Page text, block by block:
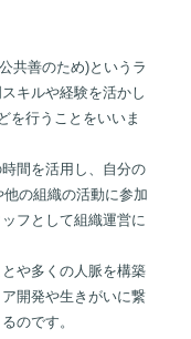
共善のため)というラ
キルや経験を活かし
を行うことをいいま
間を活用し、自分の
の組織の活動に参加
フとして組織運営に
や多くの人脈を構築
開発や生きがいに繋
のです。